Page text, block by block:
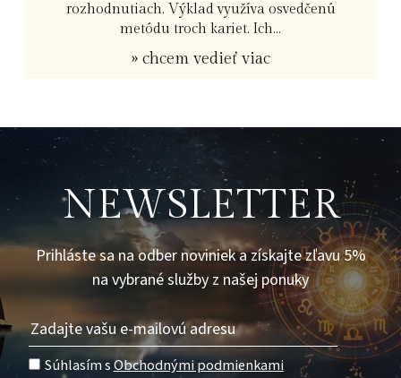
rozhodnutiach. Výklad využíva osvedčenú
metódu troch kariet. Ich...
» chcem vedieť viac
NEWSLETTER
Prihláste sa na odber noviniek a získajte zľavu 5%
na vybrané služby z našej ponuky
Súhlasím sObchodnými podmienkami